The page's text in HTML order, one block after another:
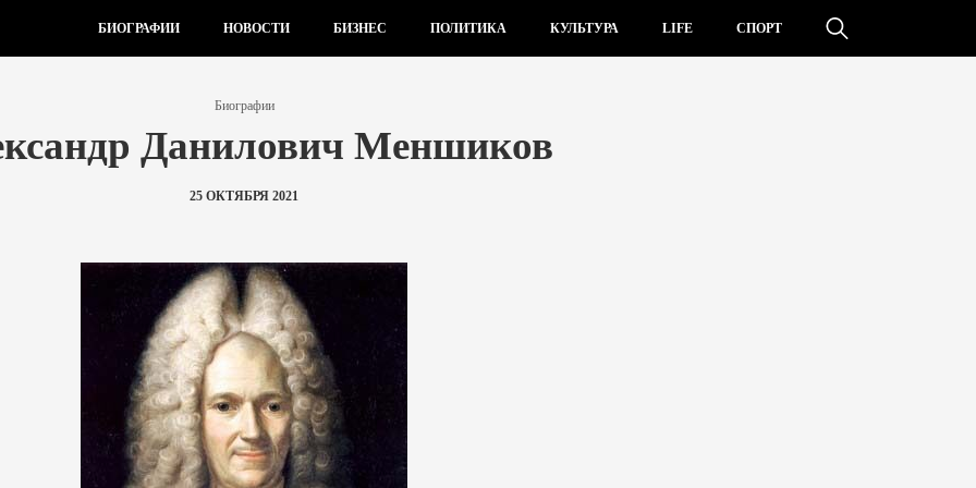
БИОГРАФИИ НОВОСТИ БИЗНЕС ПОЛИТИКА КУЛЬТУРА LIFE СПОРТ
Биографии
Данилович Меншиков
25 ОКТЯБРЯ 2021